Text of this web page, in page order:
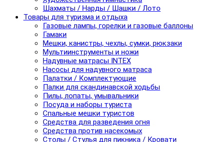
Шахматы / Нарды / Шашки / Лото
Товары для туризма и отдыха
Газовые лампы, горелки и газовые баллоны
Гамаки
Мешки, канистры, чехлы, сумки, рюкзаки
Мультиинструменты и ножи
Надувные матрасы INTEX
Насосы для надувного матраса
Палатки / Комплектующие
Палки для скандинавской ходьбы
Пилы, лопаты, умывальники
Посуда и наборы туриста
Спальные мешки туристов
Средства для разведения огня
Средства против насекомых
Столы / Стулья для пикника / Кровати